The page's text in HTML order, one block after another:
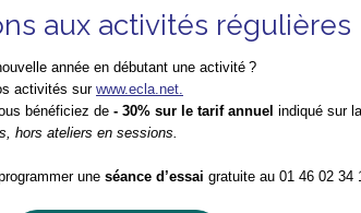
aux activités régulières
année en débutant une activité ?
activités surwww.ecla.net.
bénéficiez de - 30% sur le tarif annuel indiqué sur
hors ateliers en sessions.
une séance d’essai gratuite au 01 46 02 34